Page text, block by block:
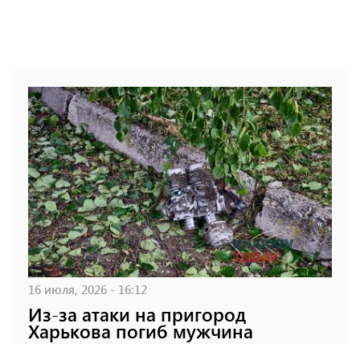
16 июля, 2026 - 16:12
Из-за атаки на пригород
Харькова погиб мужчина